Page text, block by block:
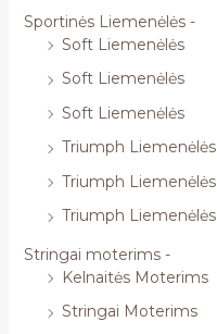
Sportinės Liemenėlės -
Soft Liemenėlės
Soft Liemenėlės
Soft Liemenėlės
Triumph Liemenėlės
Triumph Liemenėlės
Triumph Liemenėlės
Stringai moterims -
Kelnaitės Moterims
Stringai Moterims